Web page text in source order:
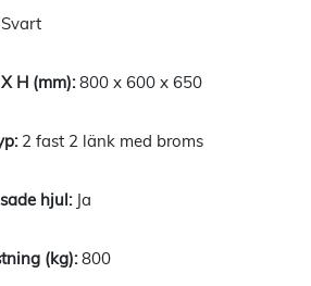
Svart
800 x 600 x 650
2 fast 2 länk med broms
Ja
800